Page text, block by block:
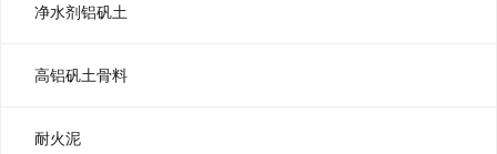
净水剂铝矾土
高铝矾土骨料
耐火泥